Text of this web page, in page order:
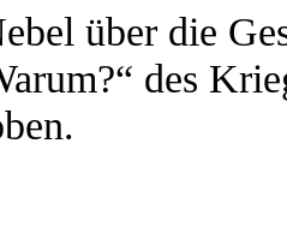
über die
des